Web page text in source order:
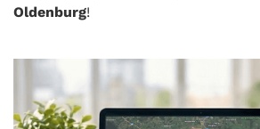
Oldenburg!